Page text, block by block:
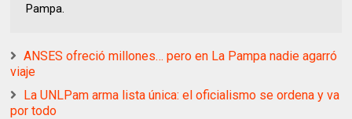
Pampa.
ANSES ofreció millones… pero en La Pampa nadie agarró
viaje
La UNLPam arma lista única: el oficialismo se ordena y va
por todo